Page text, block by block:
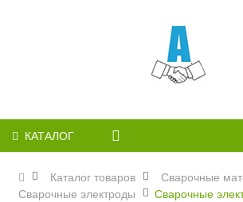
КАТАЛОГ
Каталог товаров
Сварочные
Сварочные электроды
Сварочные